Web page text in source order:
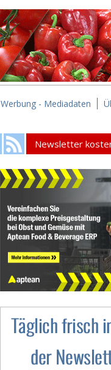
Werbung - Mediadaten
Newsletter